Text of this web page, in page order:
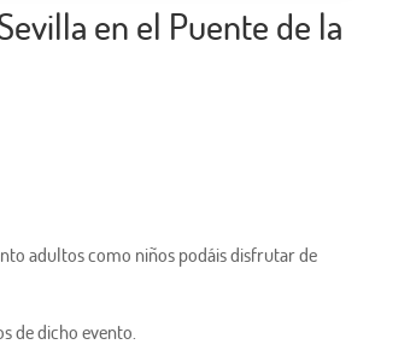
en el Puente de la
adultos como niños podáis disfrutar de
de dicho evento.